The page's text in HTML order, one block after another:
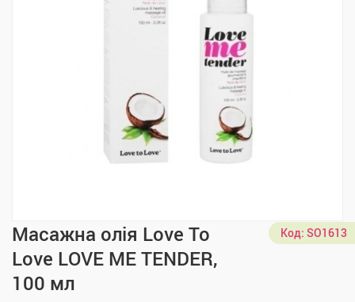
Масажна олія Love To
Love LOVE ME TENDER,
100 мл
Код: SO1613